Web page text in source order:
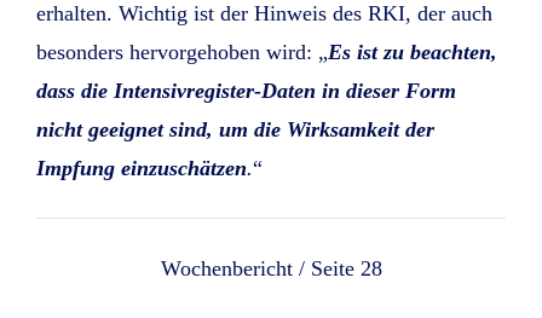
erhalten. Wichtig ist der Hinweis des RKI, der auch
besonders hervorgehoben wird: „Es ist zu beachten,
dass die Intensivregister-Daten in dieser Form
nicht geeignet sind, um die Wirksamkeit der
Impfung einzuschätzen.“
Wochenbericht / Seite 28